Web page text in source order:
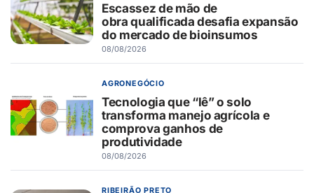
Escassez de mão de
obra qualificada desafia expansão
do mercado de bioinsumos
08/08/2026
AGRONEGÓCIO
Tecnologia que “lê” o solo
transforma manejo agrícola e
comprova ganhos de
produtividade
08/08/2026
RIBEIRÃO PRETO